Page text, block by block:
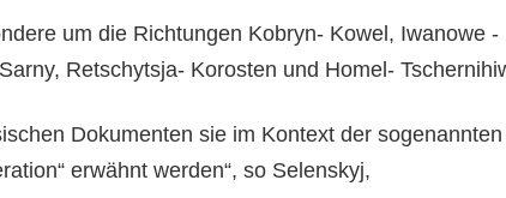
um die Richtungen Kobryn- Kowel, Iwanowe -
Retschytsja- Korosten und Homel-
Dokumenten sie im Kontext der sogenannten
erwähnt werden“, so Selenskyj,